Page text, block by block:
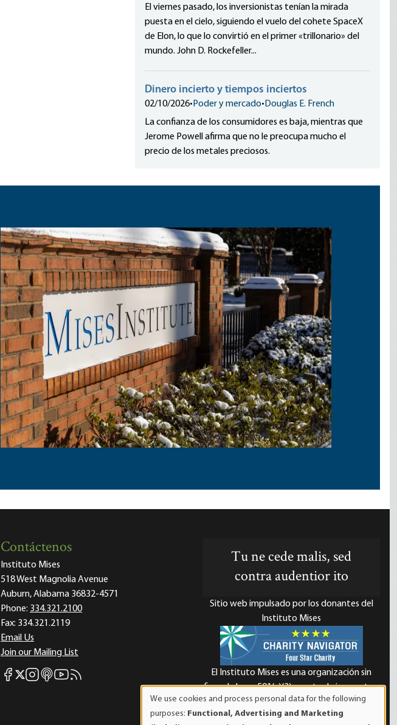
El viernes pasado, los inversionistas tenían la mirada
puesta en el cielo, siguiendo el vuelo del cohete SpaceX
de Elon, lo que lo convirtió en el primer «trillonario» del
mundo. John D. Rockefeller...
Dinero incierto y tiempos inciertos
02/10/2026• Poder y mercado• Douglas E. French
La confianza de los consumidores es baja, mientras que
Jerome Powell afirma que no le preocupa mucho el
precio de los metales preciosos.
Contáctenos
Instituto Mises
518 West Magnolia Avenue
Auburn, Alabama 36832-4571
Phone: 334.321.2100
Fax: 334.321.2119
Email Us
Join our Mailing List
Mises Facebook
Mises X
Mises Instagram
Mises itunes
Mises Youtube
Mises RSS feed
Tu ne cede malis, sed
contra audentior ito
Sitio web impulsado por los donantes del
Instituto Mises
El Instituto Mises es una organización sin
fines de lucro 501(c)(3) exenta de impuestos.
Las contribuciones son deducibles de
impuestos en la máxima medida que lo
of
We use cookies and process personal data for the following
purposes: Functional, Advertising and Marketing